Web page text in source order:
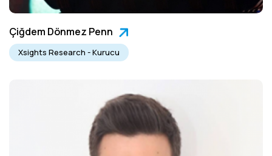
Çiğdem Dönmez Penn
Xsights Research - Kurucu